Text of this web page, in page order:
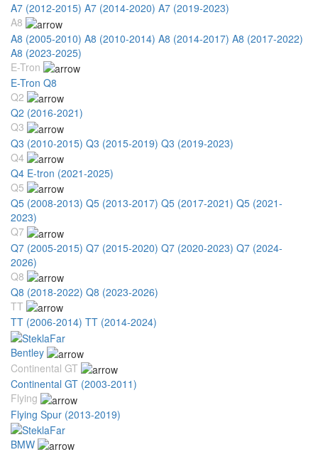
A7 (2012-2015) A7 (2014-2020) A7 (2019-2023)
A8
A8 (2005-2010) A8 (2010-2014) A8 (2014-2017) A8 (2017-2022)
A8 (2023-2025)
E-Tron
E-Tron Q8
Q2
Q2 (2016-2021)
Q3
Q3 (2010-2015) Q3 (2015-2019) Q3 (2019-2023)
Q4
Q4 E-tron (2021-2025)
Q5
Q5 (2008-2013) Q5 (2013-2017) Q5 (2017-2021) Q5 (2021-
2023)
Q7
Q7 (2005-2015) Q7 (2015-2020) Q7 (2020-2023) Q7 (2024-
2026)
Q8
Q8 (2018-2022) Q8 (2023-2026)
TT
TT (2006-2014) TT (2014-2024)
Bentley
Continental GT
Continental GT (2003-2011)
Flying
Flying Spur (2013-2019)
BMW